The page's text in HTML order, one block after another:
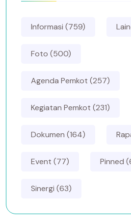
Informasi (759)
Foto (500)
Agenda Pemkot (257)
Kegiatan Pemkot (231)
Dokumen (164)
Event (77) Pinned
Sinergi (63)